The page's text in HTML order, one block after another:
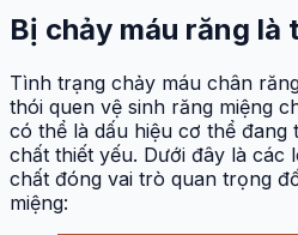
Bị chảy máu răng là
Tình trạng chảy máu chân
thói quen vệ sinh răng miệng
có thể là dấu hiệu cơ thể đang
chất thiết yếu. Dưới đây là các
chất đóng vai trò quan trọng
miệng: